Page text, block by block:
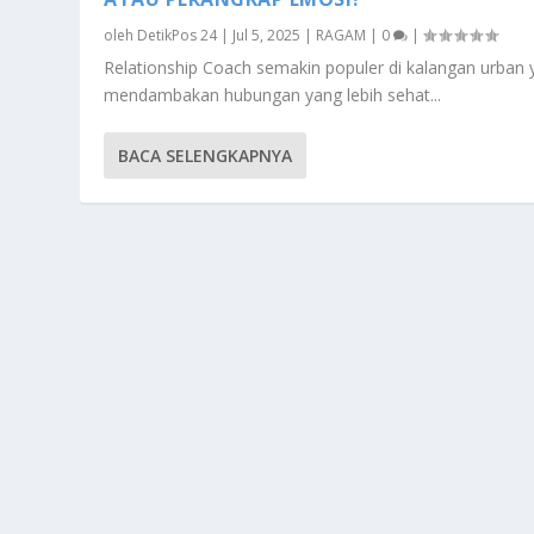
oleh DetikPos 24| Jul 5, 2025 | RAGAM | 0 |
Relationship Coach semakin populer di kalangan urban
mendambakan hubungan yang lebih sehat...
BACA SELENGKAPNYA